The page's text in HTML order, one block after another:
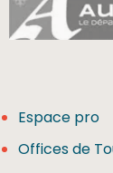
Espace pro
Offices de